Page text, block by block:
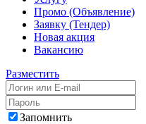
Промо (Объявление)
Заявку (Тендер)
Новая акция
Вакансию
Разместить
Запомнить